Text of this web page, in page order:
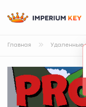
Главная Удаленные